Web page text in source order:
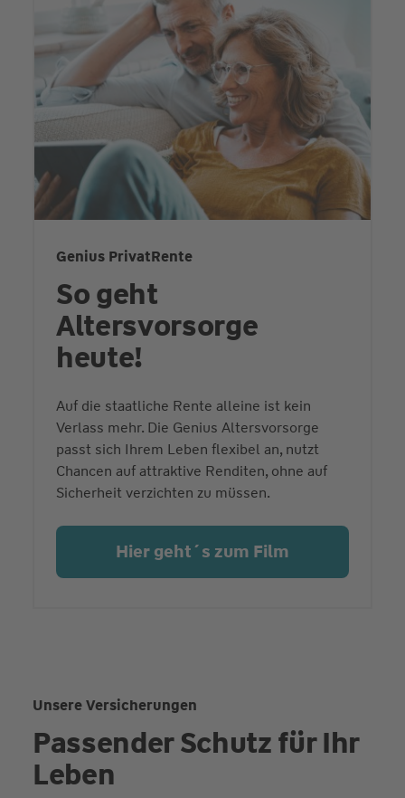
Genius PrivatRente
So geht
Altersvorsorge
heute!
Auf die staatliche Rente alleine ist kein
Verlass mehr. Die Genius Altersvorsorge
passt sich Ihrem Leben flexibel an, nutzt
Chancen auf attraktive Renditen, ohne auf
Sicherheit verzichten zu müssen.
Hier geht´s zum Film
Unsere Versicherungen
Passender Schutz für Ihr
Leben